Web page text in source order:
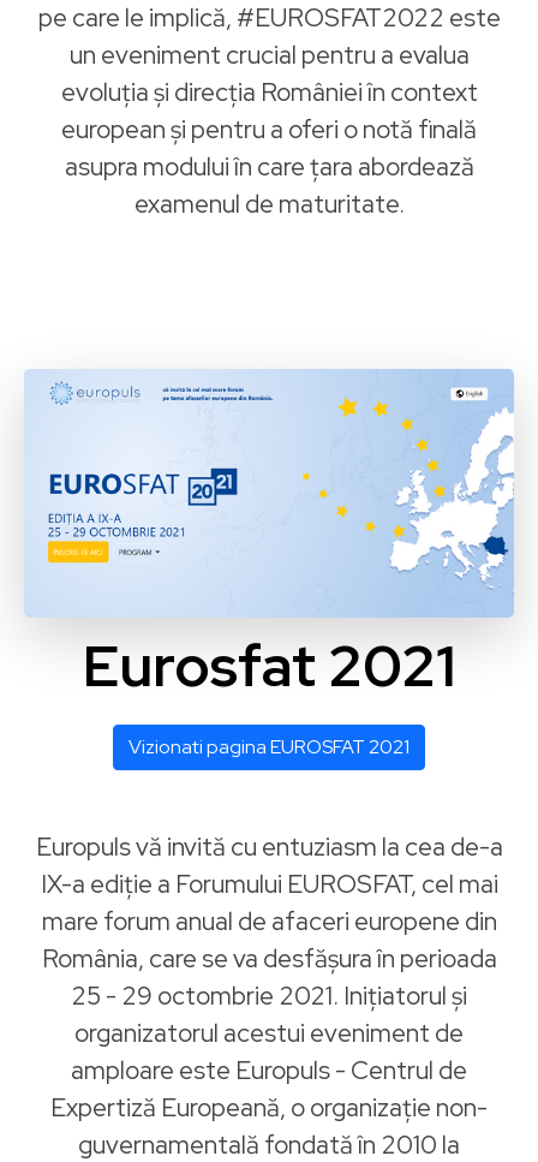
pe care le implică, #EUROSFAT2022 este
un eveniment crucial pentru a evalua
evoluția și direcția României în context
european și pentru a oferi o notă finală
asupra modului în care țara abordează
examenul de maturitate.
Eurosfat 2021
Vizionati pagina EUROSFAT 2021
Europuls vă invită cu entuziasm la cea de-a
IX-a ediție a Forumului EUROSFAT, cel mai
mare forum anual de afaceri europene din
România, care se va desfășura în perioada
25 - 29 octombrie 2021. Inițiatorul și
organizatorul acestui eveniment de
amploare este Europuls - Centrul de
Expertiză Europeană, o organizație non-
guvernamentală fondată în 2010 la